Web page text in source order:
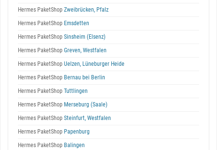
Hermes PaketShop Zweibrücken, Pfalz
Hermes PaketShop Emsdetten
Hermes PaketShop Sinsheim (Elsenz)
Hermes PaketShop Greven, Westfalen
Hermes PaketShop Uelzen, Lüneburger Heide
Hermes PaketShop Bernau bei Berlin
Hermes PaketShop Tuttlingen
Hermes PaketShop Merseburg (Saale)
Hermes PaketShop Steinfurt, Westfalen
Hermes PaketShop Papenburg
Hermes PaketShop Balingen